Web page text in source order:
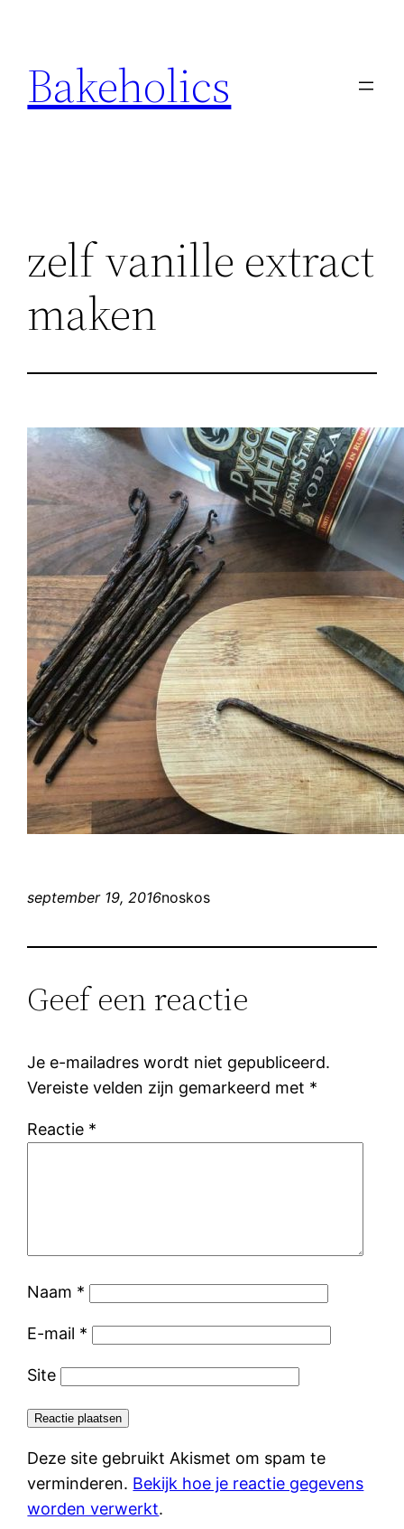
inhoud
Bakeholics
zelf vanille extract
maken
september 19, 2016noskos
Geef een reactie
Je e-mailadres wordt niet gepubliceerd.
Vereiste velden zijn gemarkeerd met *
Reactie *
Naam *
E-mail *
Site
Deze site gebruikt Akismet om spam te
verminderen. Bekijk hoe je reactie gegevens
worden verwerkt.